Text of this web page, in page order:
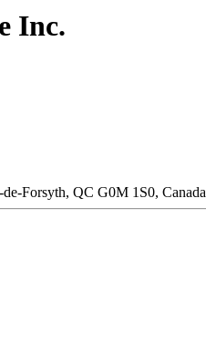
Inc.
Forsyth, QC G0M 1S0, Canada